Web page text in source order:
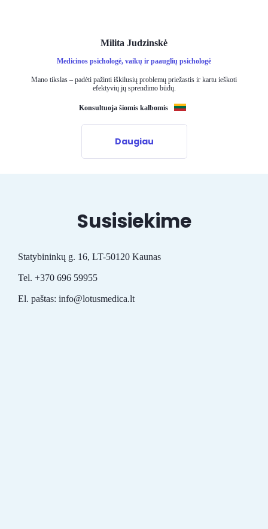
Milita Judzinskė
Medicinos psichologė, vaikų ir paauglių psichologė
Mano tikslas – padėti pažinti iškilusių problemų priežastis ir kartu ieškoti
efektyvių jų sprendimo būdų.
Konsultuoja šiomis kalbomis
Daugiau
Susisiekime
Statybininkų g. 16, LT-50120 Kaunas
Tel. +370 696 59955
El. paštas: info@lotusmedica.lt